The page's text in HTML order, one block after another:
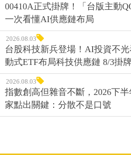
00410A正式掛牌！「台版主動
一次看懂AI供應鏈布局
2026.08.03
台股科技新兵登場！AI投資不
動式ETF布局科技供應鏈 8/3掛
2026.08.03
指數創高但雜音不斷，2026下
家點出關鍵：分散不是口號